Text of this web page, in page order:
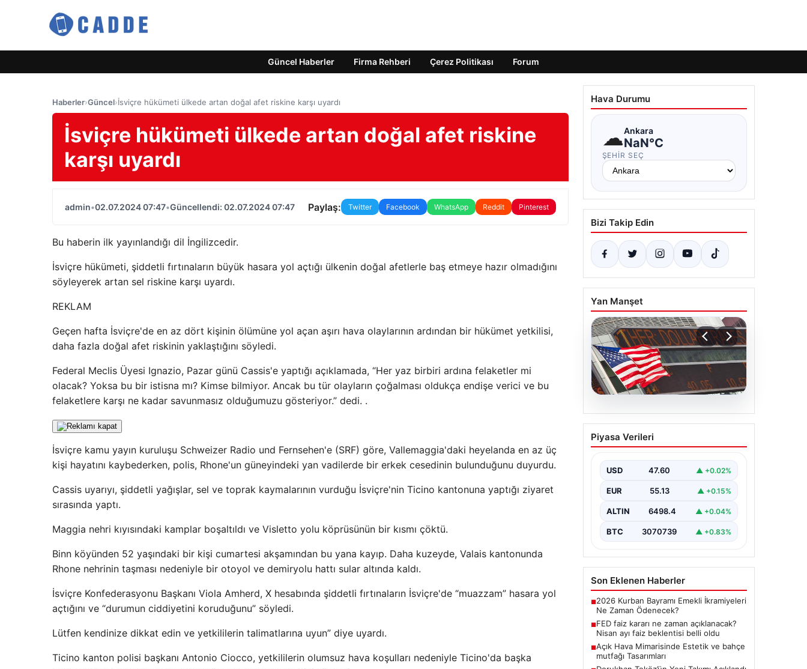
Güncel Haberler Firma Rehberi Çerez Politikası Forum
Haberler›Güncel›İsviçre hükümeti ülkede artan doğal afet riskine karşı uyardı
İsviçre hükümeti ülkede artan doğal afet riskine
karşı uyardı
admin•02.07.2024 07:47•Güncellendi: 02.07.2024 07:47 Paylaş: Twitter Facebook WhatsApp Reddit Pinterest
Bu haberin ilk yayınlandığı dil İngilizcedir.
İsviçre hükümeti, şiddetli fırtınaların büyük hasara yol açtığı ülkenin doğal afetlerle baş etmeye hazır olmadığını
söyleyerek artan sel riskine karşı uyardı.
REKLAM
Geçen hafta İsviçre'de en az dört kişinin ölümüne yol açan aşırı hava olaylarının ardından bir hükümet yetkilisi,
daha fazla doğal afet riskinin yaklaştığını söyledi.
Federal Meclis Üyesi Ignazio, Pazar günü Cassis'e yaptığı açıklamada, “Her yaz birbiri ardına felaketler mi
olacak? Yoksa bu bir istisna mı? Kimse bilmiyor. Ancak bu tür olayların çoğalması oldukça endişe verici ve bu
felaketlere karşı ne kadar savunmasız olduğumuzu gösteriyor.” dedi. .
İsviçre kamu yayın kuruluşu Schweizer Radio und Fernsehen'e (SRF) göre, Vallemaggia'daki heyelanda en az üç
kişi hayatını kaybederken, polis, Rhone'un güneyindeki yan vadilerde bir erkek cesedinin bulunduğunu duyurdu.
Cassis uyarıyı, şiddetli yağışlar, sel ve toprak kaymalarının vurduğu İsviçre'nin Ticino kantonuna yaptığı ziyaret
sırasında yaptı.
Maggia nehri kıyısındaki kamplar boşaltıldı ve Visletto yolu köprüsünün bir kısmı çöktü.
Binn köyünden 52 yaşındaki bir kişi cumartesi akşamından bu yana kayıp. Daha kuzeyde, Valais kantonunda
Rhone nehrinin taşması nedeniyle bir otoyol ve demiryolu hattı sular altında kaldı.
İsviçre Konfederasyonu Başkanı Viola Amherd, X hesabında şiddetli fırtınaların İsviçre'de “muazzam” hasara yol
açtığını ve “durumun ciddiyetini koruduğunu” söyledi.
Lütfen kendinize dikkat edin ve yetkililerin talimatlarına uyun” diye uyardı.
Ticino kanton polisi başkanı Antonio Ciocco, yetkililerin olumsuz hava koşulları nedeniyle Ticino'da başka
Hava Durumu
☁Ankara
NaN°C
ŞEHIR SEÇ
Bizi Takip Edin
Yan Manşet
04.08.2026
FED faiz kararı ne zaman
açıklanacak? Nisan ayı
Piyasa Verileri
USD 47.60 ▲ +0.02%
EUR 55.13 ▲ +0.15%
ALTIN 6498.4 ▲ +0.04%
BTC 3070739 ▲ +0.83%
Son Eklenen Haberler
■2026 Kurban Bayramı Emekli İkramiyeleri
Ne Zaman Ödenecek?
■FED faiz kararı ne zaman açıklanacak?
Nisan ayı faiz beklentisi belli oldu
■Açık Hava Mimarisinde Estetik ve bahçe
mutfağı Tasarımları